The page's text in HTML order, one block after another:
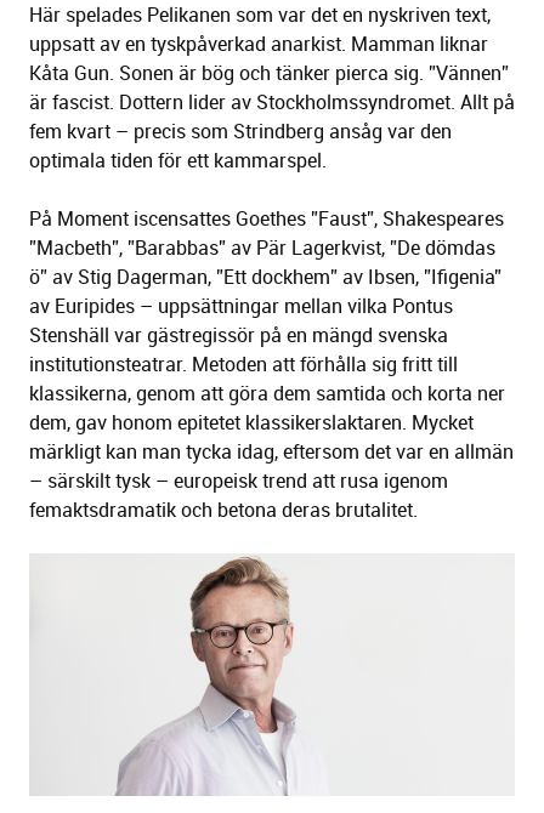
Här spelades Pelikanen som var det en nyskriven text,
uppsatt av en tyskpåverkad anarkist. Mamman liknar
Kåta Gun. Sonen är bög och tänker pierca sig. ”Vännen”
är fascist. Dottern lider av Stockholmssyndromet. Allt på
fem kvart – precis som Strindberg ansåg var den
optimala tiden för ett kammarspel.
På Moment iscensattes Goethes ”Faust”, Shakespeares
”Macbeth”, ”Barabbas” av Pär Lagerkvist, ”De dömdas
ö” av Stig Dagerman, ”Ett dockhem” av Ibsen, ”Ifigenia”
av Euripides – uppsättningar mellan vilka Pontus
Stenshäll var gästregissör på en mängd svenska
institutionsteatrar. Metoden att förhålla sig fritt till
klassikerna, genom att göra dem samtida och korta ner
dem, gav honom epitetet klassikerslaktaren. Mycket
märkligt kan man tycka idag, eftersom det var en allmän
– särskilt tysk – europeisk trend att rusa igenom
femaktsdramatik och betona deras brutalitet.